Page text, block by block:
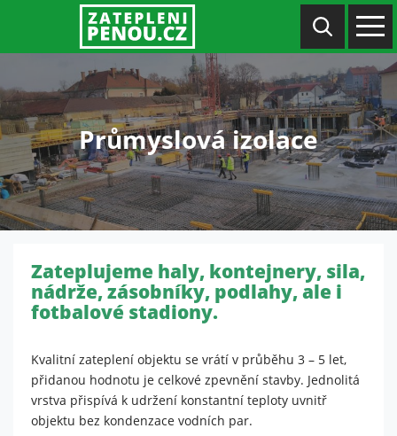
Průmyslová izolace
Zateplujeme haly, kontejnery, sila,
nádrže, zásobníky, podlahy, ale i
fotbalové stadiony.
Kvalitní zateplení objektu se vrátí v průběhu 3 – 5 let,
přidanou hodnotu je celkové zpevnění stavby. Jednolitá
vrstva přispívá k udržení konstantní teploty uvnitř
objektu bez kondenzace vodních par.
Nutné